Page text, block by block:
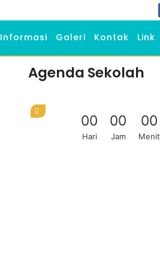
Informasi Galeri Kontak Link
Agenda Sekolah
00
Hari
00
Jam
00
Menit